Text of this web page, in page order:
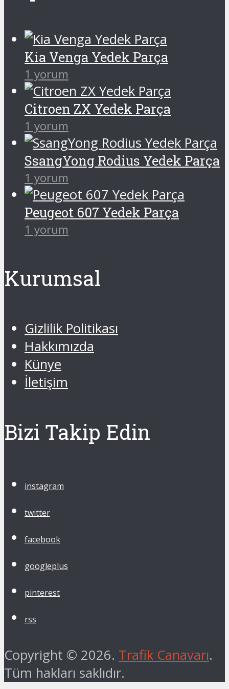
Kia Venga Yedek Parça
1 yorum
Citroen ZX Yedek Parça
1 yorum
SsangYong Rodius Yedek Parça
1 yorum
Peugeot 607 Yedek Parça
1 yorum
Kurumsal
Gizlilik Politikası
Hakkımızda
Künye
İletişim
Bizi Takip Edin
instagram
twitter
facebook
googleplus
pinterest
rss
Copyright © 2026. Trafik Canavarı.
Tüm hakları saklıdır.